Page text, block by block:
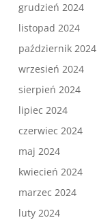
grudzień 2024
listopad 2024
październik 2024
wrzesień 2024
sierpień 2024
lipiec 2024
czerwiec 2024
maj 2024
kwiecień 2024
marzec 2024
luty 2024